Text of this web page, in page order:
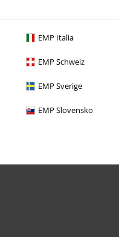
EMP Italia
EMP Schweiz
EMP Sverige
EMP Slovensko